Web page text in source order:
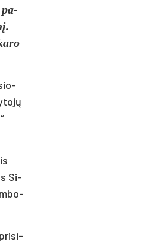
pa­
Si­
pri­si­